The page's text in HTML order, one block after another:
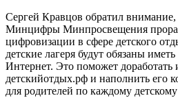
Сергей Кравцов обратил внимание,
Минцифры Минпросвещения
цифровизации в сфере детского
детские лагеря будут обязаны
Интернет. Это поможет
детскийотдых.рф и наполнить его
для родителей по каждому